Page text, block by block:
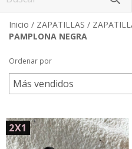
Inicio / ZAPATILLAS /
PAMPLONA NEGRA
Ordenar por
2X1